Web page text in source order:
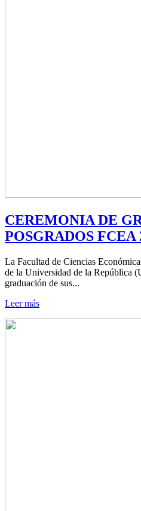
CEREMONIA DE
POSGRADOS FCEA
La Facultad de Ciencias
de la Universidad de la República
graduación de sus...
Leer más